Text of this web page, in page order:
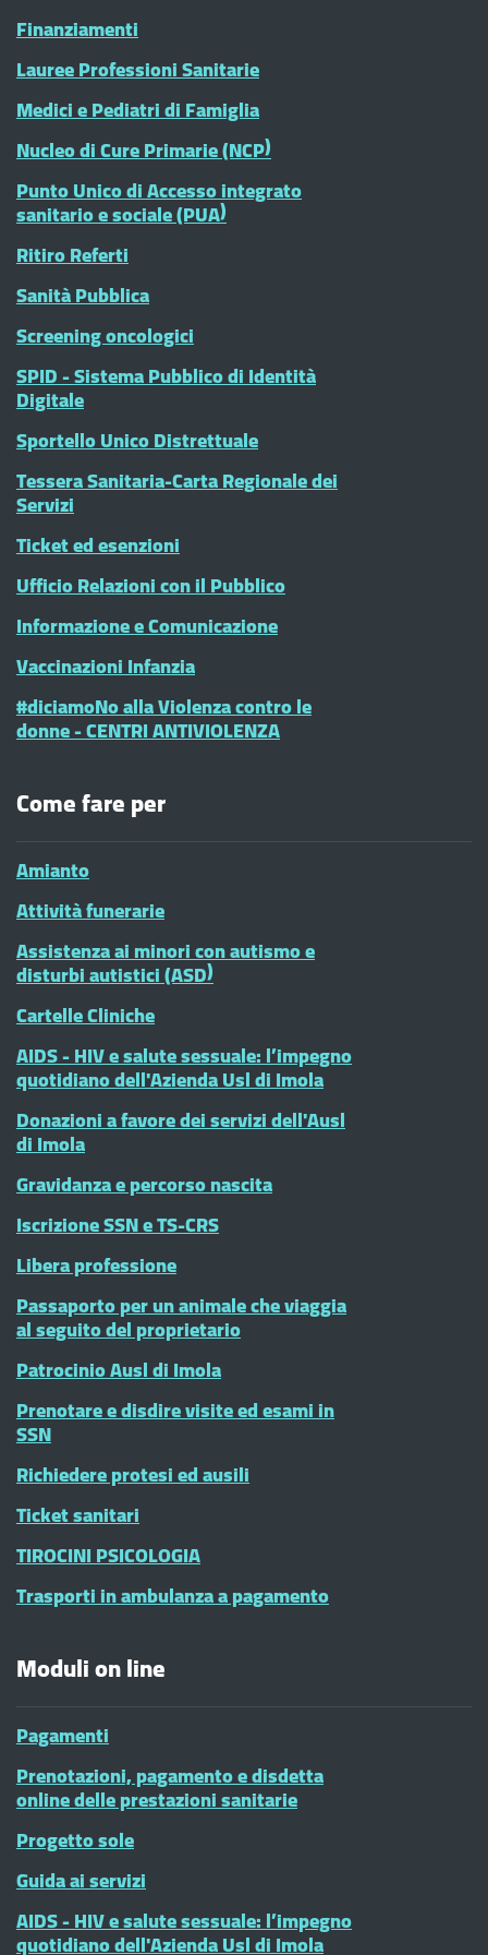
Finanziamenti
Lauree Professioni Sanitarie
Medici e Pediatri di Famiglia
Nucleo di Cure Primarie (NCP)
Punto Unico di Accesso integrato
sanitario e sociale (PUA)
Ritiro Referti
Sanità Pubblica
Screening oncologici
SPID - Sistema Pubblico di Identità
Digitale
Sportello Unico Distrettuale
Tessera Sanitaria-Carta Regionale dei
Servizi
Ticket ed esenzioni
Ufficio Relazioni con il Pubblico
Informazione e Comunicazione
Vaccinazioni Infanzia
#diciamoNo alla Violenza contro le
donne - CENTRI ANTIVIOLENZA
Come fare per
Amianto
Attività funerarie
Assistenza ai minori con autismo e
disturbi autistici (ASD)
Cartelle Cliniche
AIDS - HIV e salute sessuale: l’impegno
quotidiano dell'Azienda Usl di Imola
Donazioni a favore dei servizi dell'Ausl
di Imola
Gravidanza e percorso nascita
Iscrizione SSN e TS-CRS
Libera professione
Passaporto per un animale che viaggia
al seguito del proprietario
Patrocinio Ausl di Imola
Prenotare e disdire visite ed esami in
SSN
Richiedere protesi ed ausili
Ticket sanitari
TIROCINI PSICOLOGIA
Trasporti in ambulanza a pagamento
Moduli on line
Pagamenti
Prenotazioni, pagamento e disdetta
online delle prestazioni sanitarie
Progetto sole
Guida ai servizi
AIDS - HIV e salute sessuale: l’impegno
quotidiano dell'Azienda Usl di Imola